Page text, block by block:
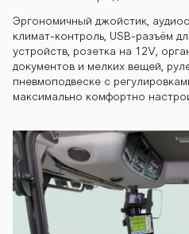
gs400
n-
ayn-
Эргономичный джойстик,
климат-контроль, USB-разъём
устройств, розетка на 12V,
документов и мелких вещей,
пневмоподвеске с
максимально комфортно